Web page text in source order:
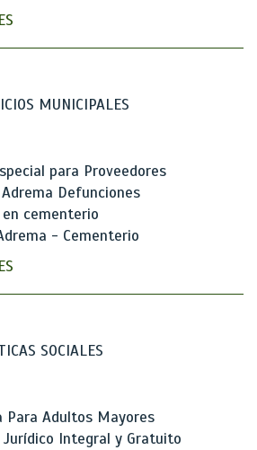
MUNICIPALES
para Proveedores
Defunciones
cementerio
- Cementerio
SOCIALES
Para Adultos Mayores
Integral y Gratuito